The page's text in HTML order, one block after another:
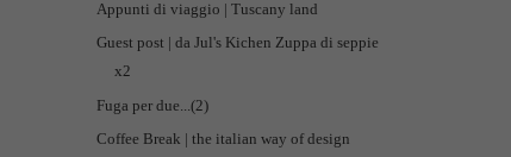
Appunti di viaggio | Tuscany land
Guest post | da Jul's Kichen Zuppa di seppie
x2
Fuga per due...(2)
Coffee Break | the italian way of design